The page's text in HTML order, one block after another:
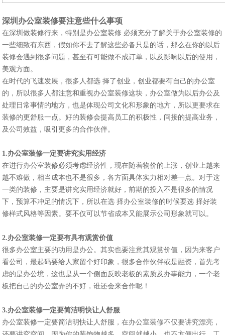
深圳办公室装修要注意些什么事项
在深圳做装修行来，特别是办公室装修 必须充分了解关于办公室装修的
一些细致有东西，假如你不去了解这些必备只是的话，那么在你的以后
装修会遇到很多问题，甚至有可能做不成订单，以及影响以后的使用，
美观方面。
在时代的飞速发展，很多人都选 择了创业，创业都要有自己的办公室
的，所以很多人都注意和重视办公室装修这块，办公室做为以后办公及
处理日常事情的地方，也是体现公司文化和形象的地方，所以更要求在
装修的更舒服一点。好的装修会提高员工的积极性，间接的提高业务，
及公司效益，吸引更多的合作伙伴。
1.办公室装修一定要讲究实用经济
在进行办公室装修必须考虑经济性，现在随着物价的上涨，创业上越来
越不难做，相当成本也不是很多，各方面具体实力相对差一点。对于这
一类的装修，主要是讲究实用经济就好，前期的投入不是很多的情况
下，预算不冲足的情况下，所以在选 择办公室装修的时候要选 择好装
修样式风格等因素。要不仅可以节省成本又能展示公司形象就可以。
2.办公室装修一定要有具有观赏价值
很多办公室主要的功用是办公。其实也要注意其观赏价值，因为来客户
看公司，最起码要给人家留个好印象，很多合作伙伴或是融资，首先考
虑的是办公境，这也是从一个侧面反映老板的素质及办事能力，一个老
板把自己的办公室弄的不好，谁还会来合作呢！
3.办公室装修一定要简洁明快让人舒服
办公室装修一定要简洁明快让人舒服，在办公室装修不仅要讲究漂亮，